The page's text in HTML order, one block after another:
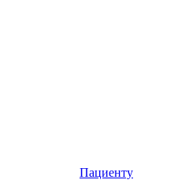
Пациенту